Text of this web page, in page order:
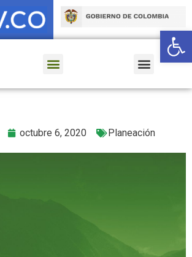
octubre 6, 2020 Planeación